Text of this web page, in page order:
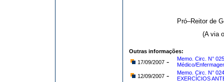
Pró–Reitor de
(A via
Outras informações:
17/09/2007-
Memo. Circ. N°
Médico/
12/09/2007-
Memo. Circ. N°
EXERCÍCIOS